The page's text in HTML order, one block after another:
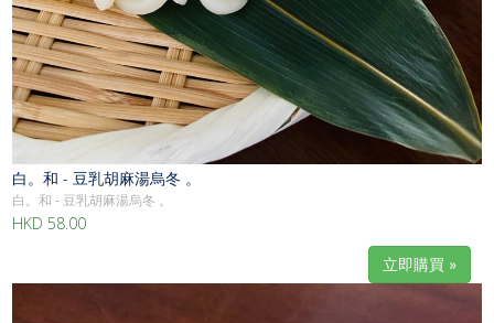
白。和 - 豆乳胡麻湯烏冬 。
白。和 - 豆乳胡麻湯烏冬 。
HKD 58.00
立即購買 »